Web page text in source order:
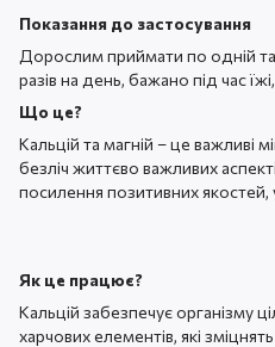
Показання до застосування
Дорослим приймати по одній
разів на день, бажано під час
Що це?
Кальцій та магній – це важливі
безліч життєво важливих
посилення позитивних
Як це працює?
Кальцій забезпечує організму
харчових елементів, які